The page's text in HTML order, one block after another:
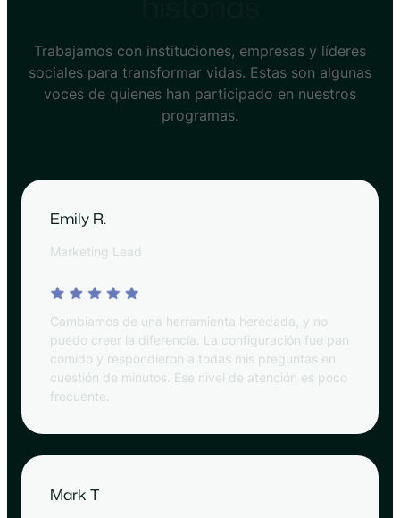
Trabajamos con instituciones, empresas y líderes
sociales para transformar vidas. Estas son algunas
voces de quienes han participado en nuestros
programas.
Emily R.
Marketing Lead
Cambiamos de una herramienta heredada, y no
puedo creer la diferencia. La configuración fue pan
comido y respondieron a todas mis preguntas en
cuestión de minutos. Ese nivel de atención es poco
frecuente.
Mark T